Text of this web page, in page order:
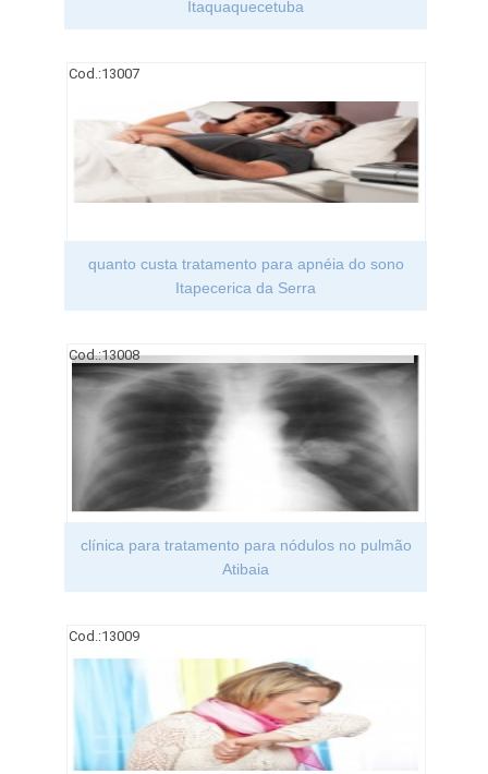
Itaquaquecetuba
Cod.:13007
quanto custa tratamento para apnéia do sono
Itapecerica da Serra
Cod.:13008
clínica para tratamento para nódulos no pulmão
Atibaia
Cod.:13009